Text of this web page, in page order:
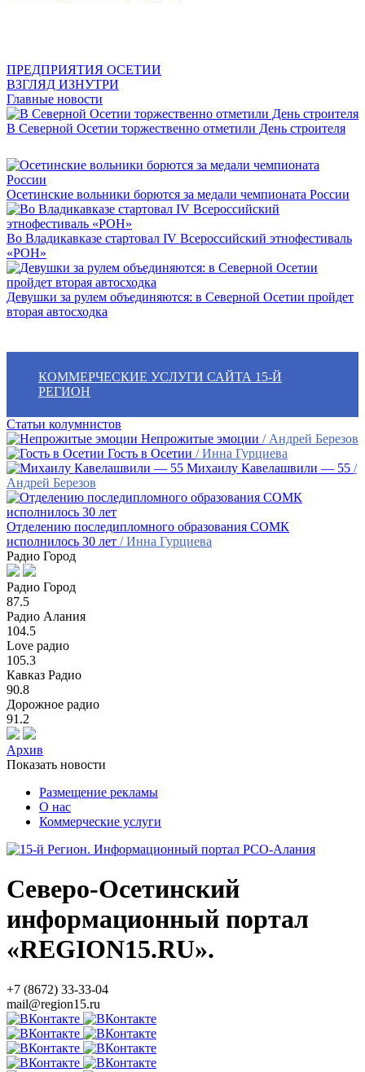
ПРЕДПРИЯТИЯ ОСЕТИИ
ВЗГЛЯД ИЗНУТРИ
Главные новости
В Северной Осетии торжественно отметили День строителя
Осетинские вольники борются за медали чемпионата России
Во Владикавказе стартовал IV Всероссийский этнофестиваль
«РОН»
Девушки за рулем объединяются: в Северной Осетии пройдет
вторая автосходка
КОММЕРЧЕСКИЕ УСЛУГИ САЙТА 15-Й
РЕГИОН
Статьи колумнистов
Непрожитые эмоции / Андрей Березов
Гость в Осетии / Инна Гурциева
Михаилу Кавелашвили — 55 /
Андрей Березов
Отделению последипломного образования СОМК
исполнилось 30 лет / Инна Гурциева
Радио Город
Радио Город
87.5
Радио Алания
104.5
Love радио
105.3
Кавказ Радио
90.8
Дорожное радио
91.2
Архив
Показать новости
Размещение рекламы
О нас
Коммерческие услуги
Северо-Осетинский
информационный портал
«REGION15.RU».
+7 (8672) 33-33-04
mail@region15.ru